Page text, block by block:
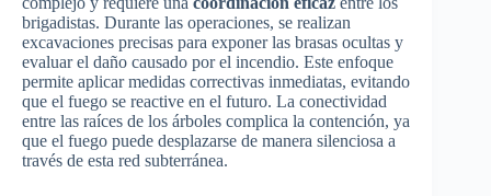
brigadistas. Durante las operaciones, se realizan
excavaciones precisas para exponer las brasas ocultas y
evaluar el daño causado por el incendio. Este enfoque
permite aplicar medidas correctivas inmediatas, evitando
que el fuego se reactive en el futuro. La conectividad
entre las raíces de los árboles complica la contención, ya
que el fuego puede desplazarse de manera silenciosa a
través de esta red subterránea.